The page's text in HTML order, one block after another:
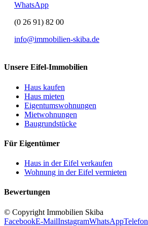
WhatsApp
(0 26 91) 82 00
info@immobilien-skiba.de
Unsere Eifel-Immobilien
Haus kaufen
Haus mieten
Eigentumswohnungen
Mietwohnungen
Baugrundstücke
Für Eigentümer
Haus in der Eifel verkaufen
Wohnung in der Eifel vermieten
Bewertungen
© Copyright Immobilien Skiba
FacebookE-MailInstagramWhatsAppTelefon